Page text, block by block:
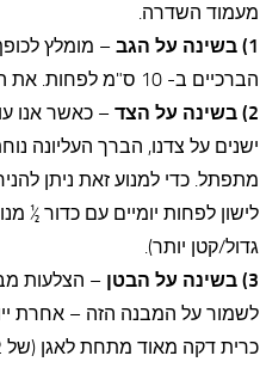
מעמוד השדרה.
1) בשינה על הגב
– מומלץ
הברכיים ב- 10 ס"מ לפחות. את הכרית נניח על המיטה מתחת לברכיים.
2) בשינה על הצד
– כאשר אנו
ישנים על צדנו, הברך העליונה
מתפתל. כדי למנוע זאת ניתן
לישון לפחות יומיים עם כדור ½
גדול/קטן יותר).
3) בשינה על הבטן
– הצלעות
לשמור על המבנה הזה – אחרת